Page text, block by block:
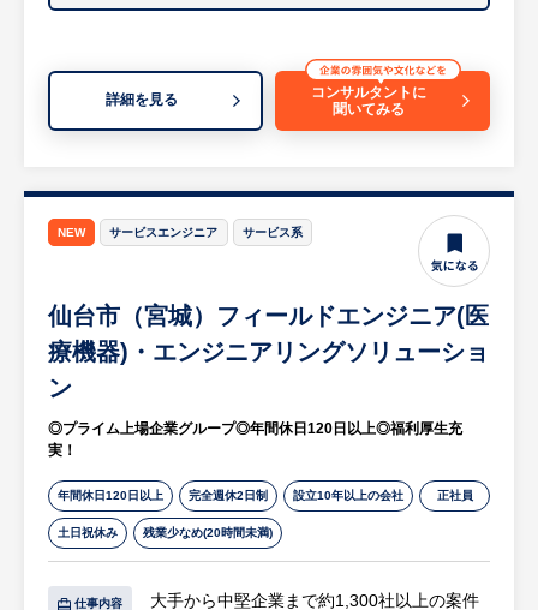
同社は木造建築用ビスの独自開発・販売に特
化した企業で、その技術力が高く評価されて
います。木造建築は国内外で人気が高まって
績を維持しています。他社にはない木造建築
に特化した製品群は、環境問題への配慮と
SDGsへの対応も含まれ、持続可能な成長を
また、フラットなオフィス環境や社員の成長
を重視する社風が魅力で、キャリア形成に向
けた手厚いサポートが整っています。創業以
増収、平均成長率は10%を超えています。旺
を後押しし、今後は海外展開にも本格的に取
り組んでいきます。
※詳細は面談時にお伝えします。
初めのデザインから最終工程まで一貫して社
内で作業を行っているため、お客様の要望に
スピーディーかつ柔軟に応えられる提案力の
営業経験があれば業種や取り扱い商材は一切
問わず、60歳以上のシニア層も歓迎している
懐の深い企業様です。手厚いサポート体制と
い方に非常におすすめの求人です。
詳細を見る
コンサルタントに
聞いてみる
NEW サービスエンジニア サービス系
仙台市（宮城）フィールドエンジニア(医
療機器)・エンジニアリングソリューショ
ン
◎プライム上場企業グループ◎年間休日120日以上◎福利厚生充
実！
年間休日120日以上 完全週休2日制 設立10年以上の会社 正社員
土日祝休み 残業少なめ(20時間未満)
仕事内容 大手から中堅企業まで約1,300社以上の案件